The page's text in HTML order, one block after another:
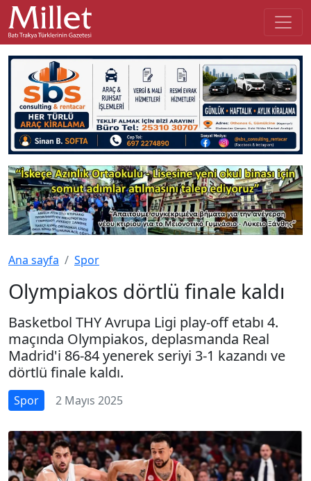
Ana sayfa Spor
Olympiakos dörtlü finale kaldı
Basketbol THY Avrupa Ligi play-off etabı 4.
maçında Olympiakos, deplasmanda Real
Madrid'i 86-84 yenerek seriyi 3-1 kazandı ve
dörtlü finale kaldı.
Spor 2 Mayıs 2025